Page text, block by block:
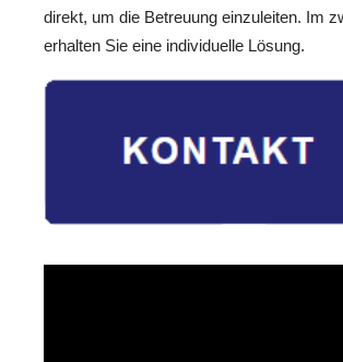
direkt, um die Betreuung einzuleiten. Im
erhalten Sie eine individuelle Lösung.